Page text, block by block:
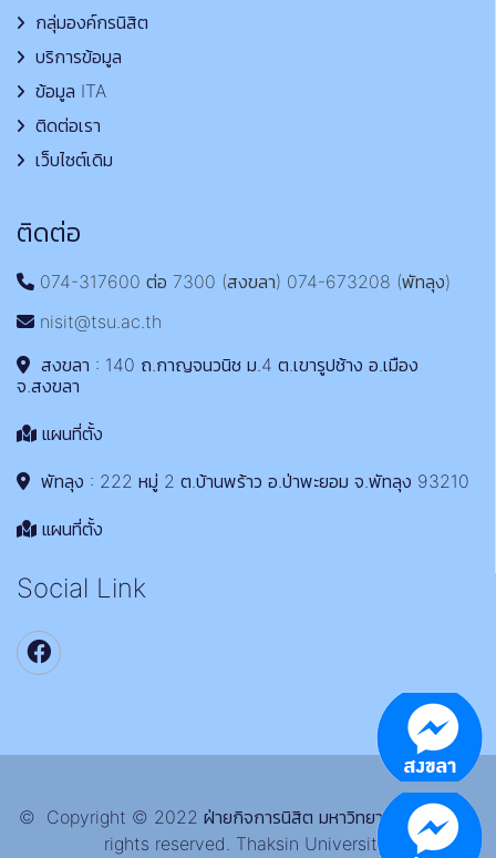
กลุ่มองค์กรนิสิต
บริการข้อมูล
ข้อมูล ITA
ติดต่อเรา
เว็บไซต์เดิม
ติดต่อ
074-317600 ต่อ 7300 (สงขลา) 074-673208 (พัทลุง)
nisit@tsu.ac.th
สงขลา : 140 ถ.กาญจนวนิช ม.4 ต.เขารูปช้าง อ.เมือง
จ.สงขลา
แผนที่ตั้ง
พัทลุง : 222 หมู่ 2 ต.บ้านพร้าว อ.ป่าพะยอม จ.พัทลุง 93210
แผนที่ตั้ง
Social Link
© Copyright © 2022 ฝ่ายกิจการนิสิต มหาวิทยาลัยทักษิณ All
rights reserved. Thaksin University